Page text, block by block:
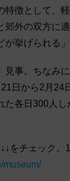
特徴として、
郊外の双方に
挙げられる」
見事。ちなみ
日から2月24
た各日300人
をチェック。1
museum/